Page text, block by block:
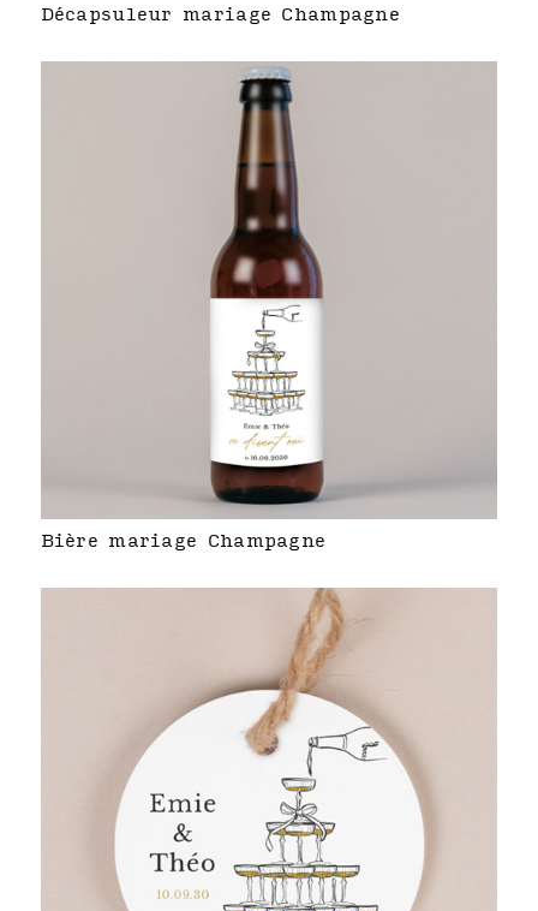
Décapsuleur mariage Champagne
Bière mariage Champagne